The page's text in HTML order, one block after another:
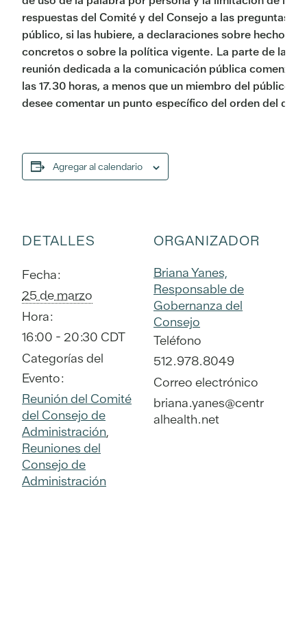
respuestas del Comité y del Consejo a las preguntas del
público, si las hubiere, a declaraciones sobre hechos
concretos o sobre la política vigente. La parte de la
reunión dedicada a la comunicación pública
las 17.30 horas, a menos que un miembro del público
desee comentar un punto específico del orden del día.
Agregar al calendario
DETALLES
Fecha:
25 de marzo
Hora:
16:00 - 20:30 CDT
Categorías del
Evento:
Reunión del Comité
del Consejo de
Administración,
Reuniones del
Consejo de
Administración
ORGANIZADOR
Briana Yanes,
Responsable de
Gobernanza del
Consejo
Teléfono
512.978.8049
Correo electrónico
briana.yanes@centr
alhealth.net